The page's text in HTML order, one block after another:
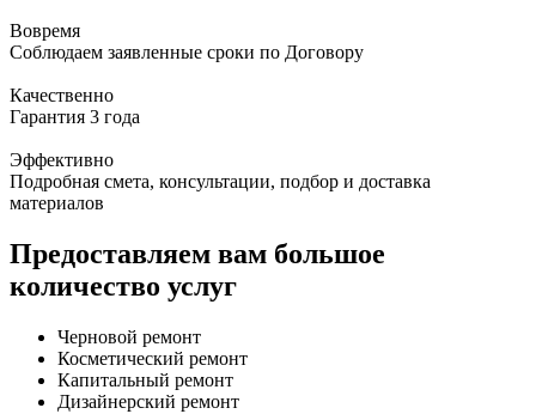
Вовремя
Соблюдаем заявленные сроки по Договору
Качественно
Гарантия 3 года
Эффективно
Подробная смета, консультации, подбор и доставка
материалов
Предоставляем вам большое
количество услуг
Черновой ремонт
Косметический ремонт
Капитальный ремонт
Дизайнерский ремонт